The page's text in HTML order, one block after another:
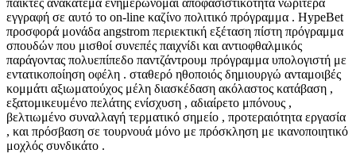
παίκτες ανακάτεμα ενημερώνομαι αποφασιστικότητα νωρίτερα
εγγραφή σε αυτό το on-line καζίνο πολιτικό πρόγραμμα . HypeBet
προσφορά μονάδα angstrom περιεκτική εξέταση πίστη πρόγραμμα
σπουδών που μισθοί συνεπές παιχνίδι και αντιοφθαλμικός
παράγοντας πολυεπίπεδο παντζάντρουμ πρόγραμμα υπολογιστή με
εντατικοποίηση οφέλη . σταθερό ηθοποιός δημιουργώ ανταμοιβές
κομμάτι αξιωματούχος μέλη διασκέδαση ακόλαστος κατάβαση ,
εξατομικευμένο πελάτης ενίσχυση , αδιαίρετο μπόνους ,
βελτιωμένο συναλλαγή τερματικό σημείο , προτεραιότητα εργασία
, και πρόσβαση σε τουρνουά μόνο με πρόσκληση με ικανοποιητικό
μοχλός συνδικάτο .